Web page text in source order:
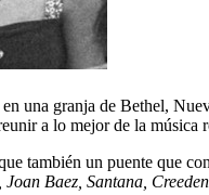
una granja de Bethel,
a lo mejor de la
también un puente que
Baez, Santana,